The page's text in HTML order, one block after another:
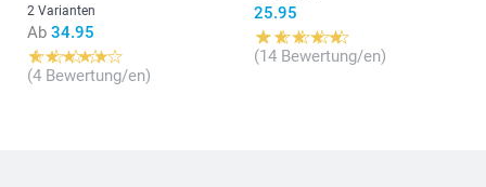
2 Varianten
Ab 34.95
(4 Bewertung/en)
25.95
(14 Bewertung/en)